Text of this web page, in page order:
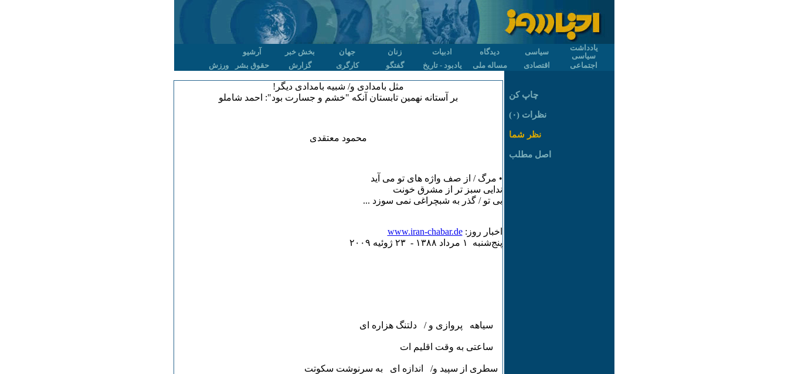
یادداشت
سیاسی
سیاسی دیدگاه ادبیات زنان جهان بخش خبر
آرشیو
اجتماعی
اقتصادی مساله ملی یادبود - تاریخ گفتگو کارگری گزارش حقوق بشر ورزش
مثل بامدادی و/ شبیه بامدادی دیگر!
بر آستانه نهمین تابستان آنکه "خشم و جسارت بود": احمد شاملو
محمود معتقدی
• مرگ / از صف واژه های تو می آید
ندایی سبز تر از مشرق خونت
بی تو / گذر به شبچراغی نمی سوزد ...
اخبار روز:www.iran-chabar.de
پنج‌شنبه ۱ مرداد ۱٣٨٨ - ۲٣ ژوئيه ۲۰۰۹
سیاهه پروازی و / دلتنگ هزاره ای
ساعتی به وقت اقلیم ات
سطری از سپید و/ اندازه ای به سرنوشت سکوتت
چاپ کن
نظرات (۰)
نظر شما
اصل مطلب